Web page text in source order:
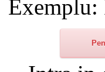
Exemplu: